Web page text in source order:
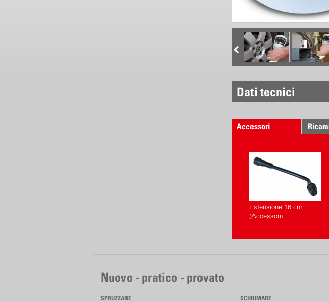
Dati tecnici
Accessori
Estensione 16 cm
(Accessori)
Nuovo - pratico - provato
SPRUZZARE SCHIUMARE